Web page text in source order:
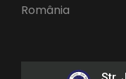
România